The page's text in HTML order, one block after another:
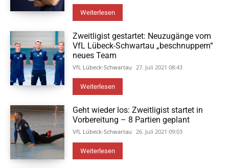
Weiterlesen
Zweitligist gestartet: Neuzugänge vom
VfL Lübeck-Schwartau „beschnuppern“
neues Team
VfL Lübeck-Schwartau 27. Juli 2021 08:43
Weiterlesen
Geht wieder los: Zweitligist startet in
Vorbereitung – 8 Partien geplant
VfL Lübeck-Schwartau 26. Juli 2021 09:03
Weiterlesen